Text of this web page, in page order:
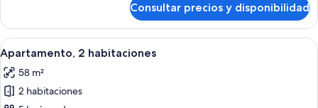
1
habitación
Consultar precios y disponibilidad
Abrir
todas
las
fotos
Habitación de hotel con dos camas
8
Apartamento, 2 habitaciones
58 m²
2 habitaciones